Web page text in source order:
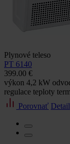
Plynové teleso
PT 6140
399.00 €
výkon 4,2 kW
regulace teploty
Porovnať Detail